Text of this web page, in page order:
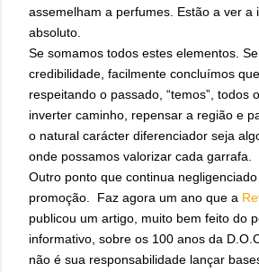
assemelham a perfumes. Estão a ver a
absoluto.
Se somamos todos estes elementos.
credibilidade, facilmente concluímos
respeitando o passado, “temos”, todos
inverter caminho, repensar a região e
o natural carácter diferenciador seja
onde possamos valorizar cada garrafa.
Outro ponto que continua
promoção. Faz agora um ano que a
publicou um artigo, muito bem feito do
informativo, sobre os 100 anos da
não é sua responsabilidade lançar